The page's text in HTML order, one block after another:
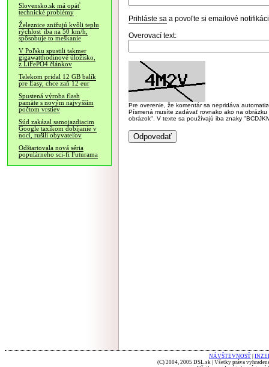
Slovensko.sk má opäť
technické problémy
Železnice znižujú kvôli teplu
rýchlosť iba na 50 km/h,
spôsobuje to meškanie
V Poľsku spustili takmer
gigawatthodinové úložisko,
z LiFePO4 článkov
Telekom pridal 12 GB balík
pre Easy, chce zaň 12 eur
Spustená výroba flash
pamäte s novým najvyšším
počtom vrstiev
Súd zakázal samojazdiacim
Google taxíkom dobíjanie v
noci, rušili obyvateľov
Odštartovala nová séria
populárneho sci-fi Futurama
Prihláste sa a povoľte si emailové
Overovací text:
Pre overenie, že komentár sa nepridáva
Písmená musíte zadávať rovnako ako na
obrázok". V texte sa používajú iba znaky
NÁVŠTEVNOSŤ
(C) 2004, 2005 DSL.sk | Všetky práva